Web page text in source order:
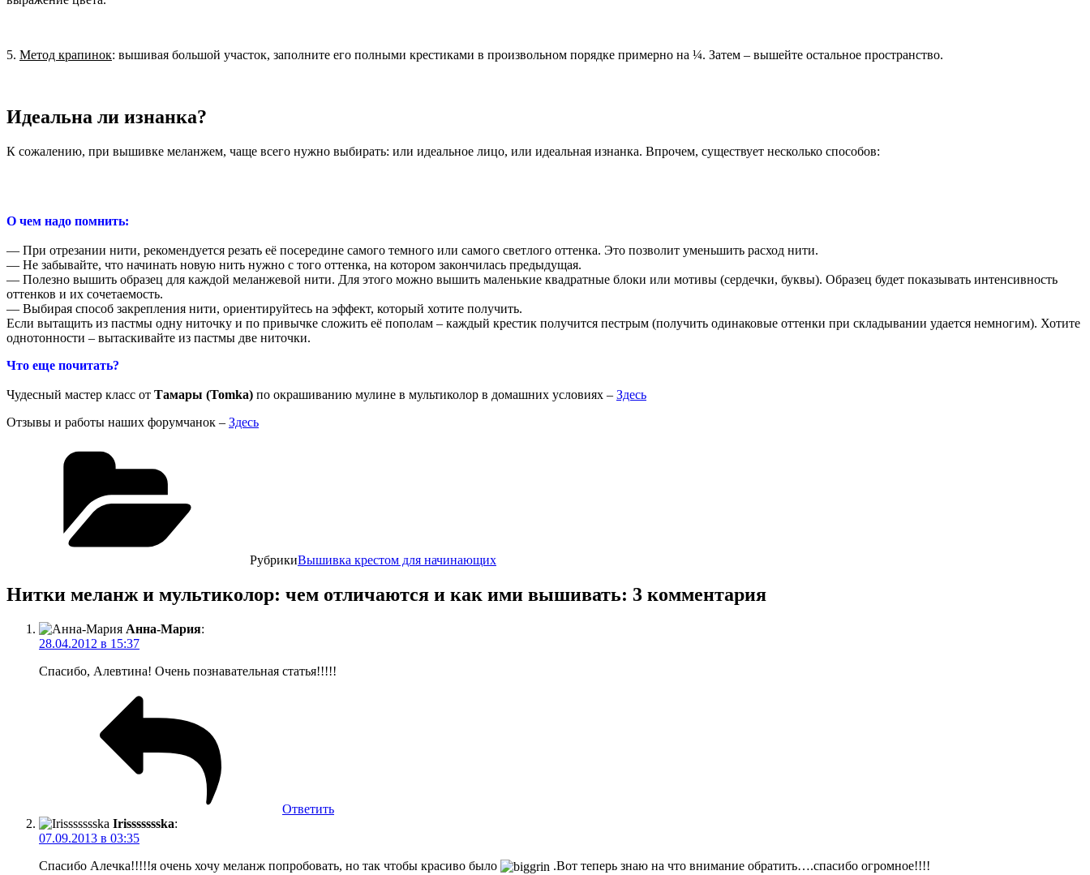
5. Метод крапинок: вышивая большой участок, заполните его полными крестиками в произвольном порядке примерно на ¼. Затем – вышейте остальное пространство.
Идеальна ли изнанка?
К сожалению, при вышивке меланжем, чаще всего нужно выбирать: или идеальное лицо, или идеальная изнанка. Впрочем, существует несколько способов:
О чем надо помнить:
— При отрезании нити, рекомендуется резать её посередине самого темного или самого светлого оттенка. Это позволит уменьшить расход нити.
— Не забывайте, что начинать новую нить нужно с того оттенка, на котором закончилась предыдущая.
— Полезно вышить образец для каждой меланжевой нити. Для этого можно вышить маленькие квадратные блоки или мотивы (сердечки, буквы). Образец будет показывать интенсивность
оттенков и их сочетаемость.
— Выбирая способ закрепления нити, ориентируйтесь на эффект, который хотите получить.
Если вытащить из пастмы одну ниточку и по привычке сложить её пополам – каждый крестик получится пестрым (получить одинаковые оттенки при складывании удается немногим). Хотите
однотонности – вытаскивайте из пастмы две ниточки.
Что еще почитать?
Чудесный мастер класс от Тамары (Tomka) по окрашиванию мулине в мультиколор в домашних условиях – Здесь
Отзывы и работы наших форумчанок – Здесь
РубрикиВышивка крестом для начинающих
Нитки меланж и мультиколор: чем отличаются и как ими вышивать: 3 комментария
Анна-Мария:
28.04.2012 в 15:37
Спасибо, Алевтина! Очень познавательная статья!!!!!
Ответить
Irissssssska:
07.09.2013 в 03:35
Спасибо Алечка!!!!!я очень хочу меланж попробовать, но так чтобы красиво было
.Вот теперь знаю на что внимание обратить….спасибо огромное!!!!